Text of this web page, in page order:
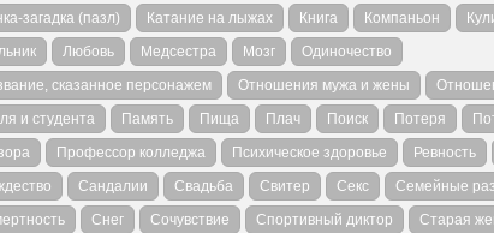
загадка (пазл) Катание на лыжах Книга Компаньон
Любовь Медсестра Мозг
Одиночество
сказанное персонажем
Отношения мужа и жены
и студента
Память Пища Плач Поиск Потеря
Профессор колледжа Психическое здоровье Ревность
Сандалии Свадьба Свитер Секс Семейные
Снег Сочувствие Спортивный диктор Старая